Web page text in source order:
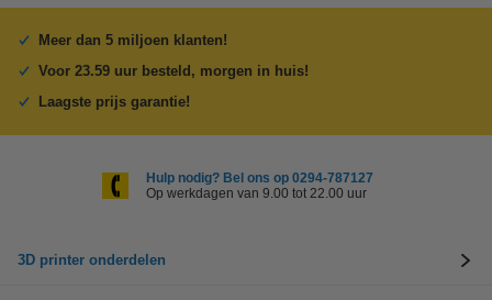
Meer dan 5 miljoen klanten!
Voor 23.59 uur besteld, morgen in huis!
Laagste prijs garantie!
Hulp nodig? Bel ons op 0294-787127
Op werkdagen van 9.00 tot 22.00 uur
3D printer onderdelen